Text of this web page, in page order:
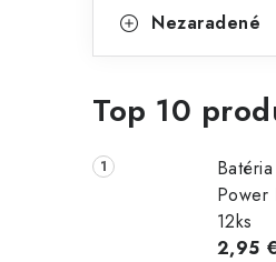
Nezaradené
Top 10
12ks
2,95 €